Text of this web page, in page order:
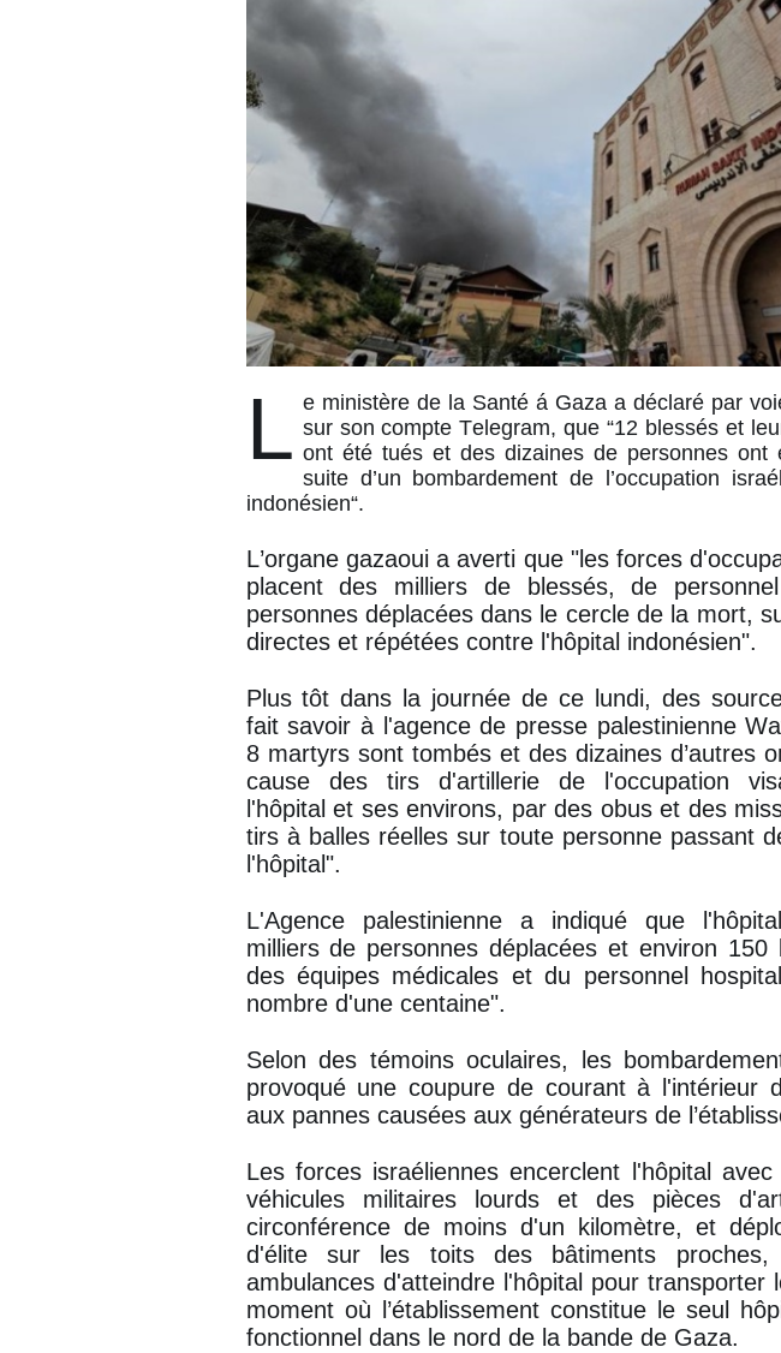
L e ministère de la Santé á Gaza a déclaré par
sur son compte Telegram, que “12 blessés et
ont été tués et des dizaines de personnes ont
suite d’un bombardement de l’occupation
indonésien“.
L’organe gazaoui a averti que "les forces
placent des milliers de blessés, de
personnes déplacées dans le cercle de la mort,
directes et répétées contre l'hôpital indonésien".
Plus tôt dans la journée de ce lundi, des
fait savoir à l'agence de presse palestinienne
8 martyrs sont tombés et des dizaines d’autres
cause des tirs d'artillerie de l'occupation
l'hôpital et ses environs, par des obus et des
tirs à balles réelles sur toute personne passant
l'hôpital".
L'Agence palestinienne a indiqué que
milliers de personnes déplacées et environ 150
des équipes médicales et du personnel
nombre d'une centaine".
Selon des témoins oculaires, les
provoqué une coupure de courant à l'intérieur
aux pannes causées aux générateurs de
Les forces israéliennes encerclent l'hôpital
véhicules militaires lourds et des pièces
circonférence de moins d'un kilomètre, et
d'élite sur les toits des bâtiments proches,
ambulances d'atteindre l'hôpital pour transporter
moment où l’établissement constitue le seul
fonctionnel dans le nord de la bande de Gaza.